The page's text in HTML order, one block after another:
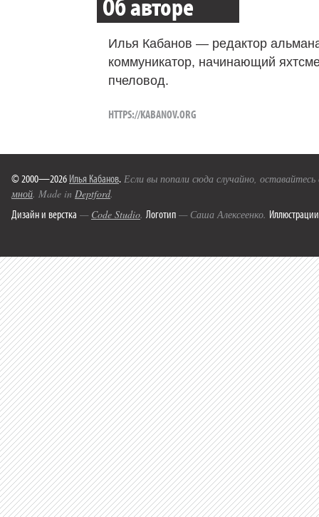
Илья Кабанов — редактор
коммуникатор, начинающий
пчеловод.
HTTPS://KABANOV.ORG
© 2000—2026 Илья Кабанов. Если вы попали сюда случайно,
мной. Made in Deptford.
Дизайн и верстка — Code Studio. Логотип — Саша Алексеенко. Иллюстрации